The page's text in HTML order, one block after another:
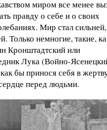
миром все менее
правду о себе и о своих
Мир стал
Только немногие, такие,
Кронштадтский или
Лука (Войно-
бы принося себя в
перед людьми.